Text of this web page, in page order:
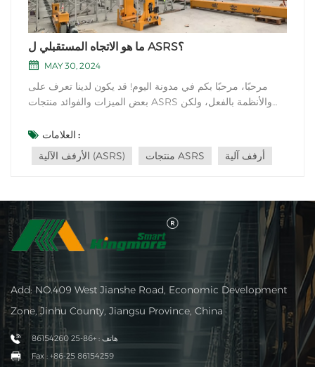
ما هو الاتجاه المستقبلي ل ASRS؟
MAY 30, 2024
مرحبًا، مرحبًا بكم في مدونة اليوم! قد يكون لدينا تعرف على
بعض الميزات والفوائد منتجات ASRS والأنظمة بالفعل، ولكن
أشارككم معلومات مفصلة حول الآلي Sمنتجات التخزين
والاسترجاع واتجاهات تطبيقها من خلال هذا البريد الإلكتروني. في
السنوات ا...
العلامات :
الأرفف الآلية (ASRS)
منتجات ASRS أرفف آلية
Add: NO.409 West Jianshe Road, Economic Development
Zone, Jinhu County, Jiangsu Province, China
هاتف : +86-25 86154260
Fax : +86-25 86154259